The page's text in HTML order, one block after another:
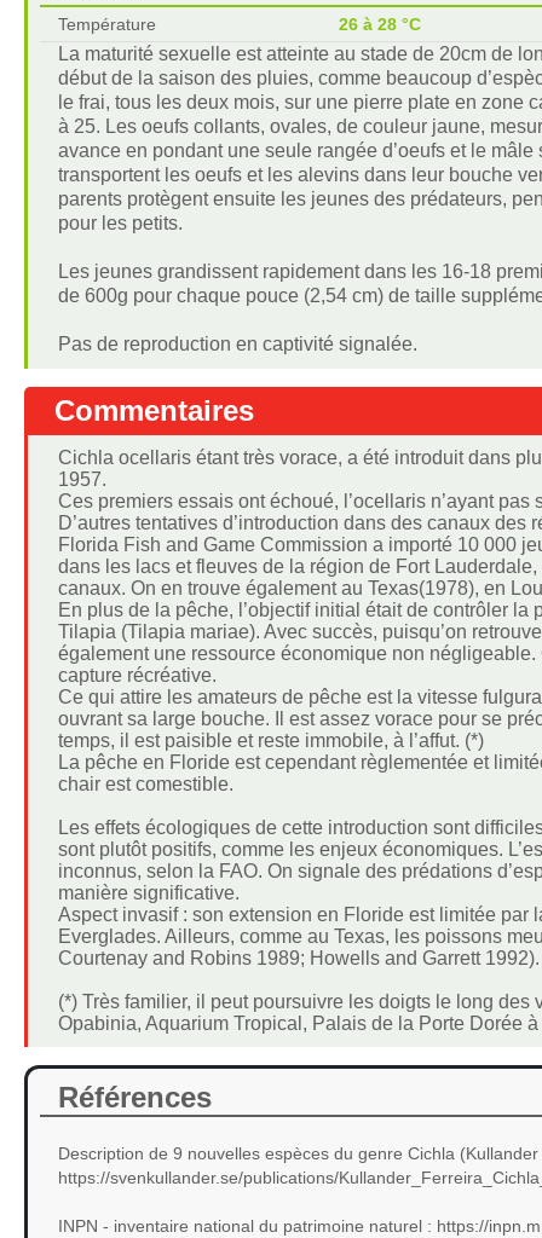
Température 26 à 28 °C
La maturité sexuelle est atteinte au stade de 20cm de
début de la saison des pluies, comme beaucoup
le frai, tous les deux mois, sur une pierre plate en zone
à 25. Les oeufs collants, ovales, de couleur jaune,
avance en pondant une seule rangée d’oeufs et le
transportent les oeufs et les alevins dans leur bouche
parents protègent ensuite les jeunes des prédateurs,
pour les petits.
Les jeunes grandissent rapidement dans les 16-18
de 600g pour chaque pouce (2,54 cm) de taille
Pas de reproduction en captivité signalée.
Commentaires
Cichla ocellaris étant très vorace, a été introduit dans
1957.
Ces premiers essais ont échoué, l’ocellaris n’ayant
D’autres tentatives d’introduction dans des canaux
Florida Fish and Game Commission a importé 10 000
dans les lacs et fleuves de la région de Fort
canaux. On en trouve également au Texas(1978), en
En plus de la pêche, l’objectif initial était de contrôler
Tilapia (Tilapia mariae). Avec succès, puisqu’on
également une ressource économique non
capture récréative.
Ce qui attire les amateurs de pêche est la vitesse
ouvrant sa large bouche. Il est assez vorace pour se
temps, il est paisible et reste immobile, à l’affut. (*)
La pêche en Floride est cependant règlementée et
chair est comestible.
Les effets écologiques de cette introduction sont
sont plutôt positifs, comme les enjeux économiques.
inconnus, selon la FAO. On signale des prédations
manière significative.
Aspect invasif : son extension en Floride est limitée par
Everglades. Ailleurs, comme au Texas, les poissons
Courtenay and Robins 1989; Howells and Garrett 1992).
(*) Très familier, il peut poursuivre les doigts le long des
Opabinia, Aquarium Tropical, Palais de la Porte Dorée
Références
Description de 9 nouvelles espèces du genre Cichla
https://svenkullander.se/publications/
INPN - inventaire national du patrimoine naturel : https://